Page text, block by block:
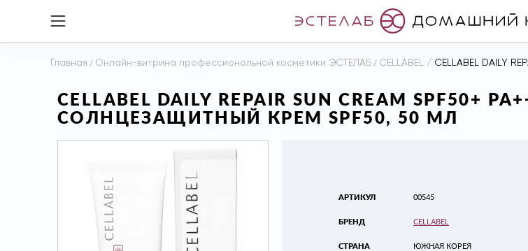
Главная / Онлайн-витрина профессиональной косметики ЭСТЕЛАБ / CELLABEL / CELLABEL DAILY
CELLABEL DAILY REPAIR SUN CREAM
СОЛНЦЕЗАЩИТНЫЙ КРЕМ SPF50, 50 МЛ
АРТИКУЛ
БРЕНД
СТРАНА
00545
CELLABEL
ЮЖНАЯ КОРЕЯ